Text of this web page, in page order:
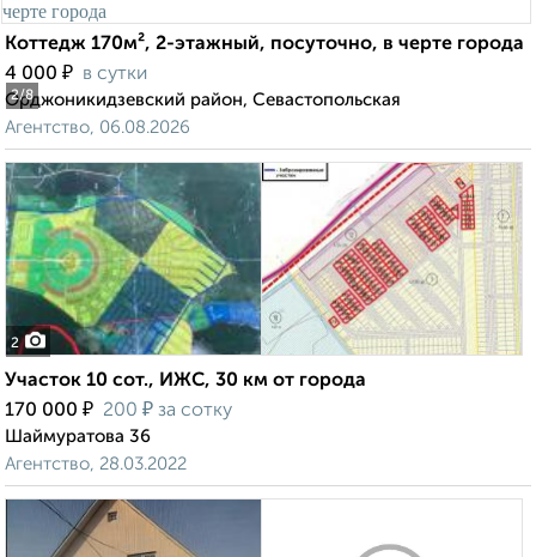
2/8
Коттедж 170м², 2-этажный, посуточно, в черте города
4 000 ₽ в сутки
Орджоникидзевский район, Севастопольская
Агентство, 06.08.2026
2
Участок 10 сот., ИЖС, 30 км от города
170 000 ₽ 200 ₽ за сотку
Шаймуратова 36
Агентство, 28.03.2022